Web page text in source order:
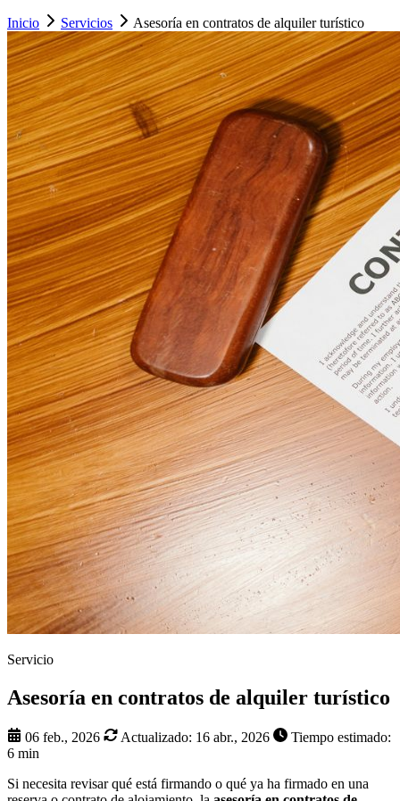
Inicio Servicios Asesoría en contratos de alquiler turístico
Servicio
Asesoría en contratos de alquiler turístico
06 feb., 2026 Actualizado: 16 abr., 2026
Tiempo estimado:
6 min
Si necesita revisar qué está firmando o qué ya ha firmado en una